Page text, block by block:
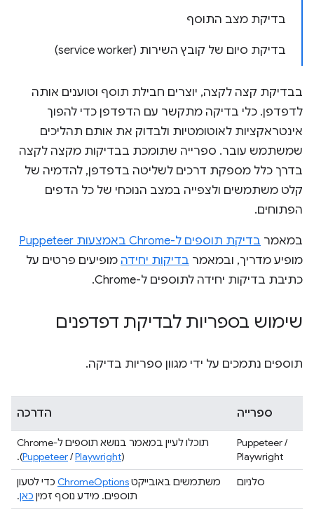
בדיקת מצב התוסף
בדיקת סיום של קובץ השירות (service worker)
בבדיקת קצה לקצה, יוצרים חבילת תוסף וטוענים אותה
לדפדפן. כלי בדיקה מתקשר עם הדפדפן כדי להפוך
אינטראקציות לאוטומטיות ולבדוק את אותם תהליכים
שמשתמש עובר. ספרייה שתומכת בבדיקות מקצה לקצה
בדרך כלל מספקת דרכים לשליטה בדפדפן, להדמיה של
קלט משתמשים ולצפייה במצב הנוכחי של כל הדפים
הפתוחים.
במאמר בדיקת תוספים ל-Chrome באמצעות Puppeteer
מופיע מדריך, ובמאמר בדיקות יחידה מופיעים פרטים על
כתיבת בדיקות יחידה לתוספים ל-Chrome.
שימוש בספריות לבדיקת דפדפנים
תוספים נתמכים על ידי מגוון ספריות בדיקה.
ספרייה הדרכה
Puppeteer /
Playwright
(
Puppeteer/Playwright
).
סלניום
משתמשים באובייקטChromeOptions כדי לטעון
תוספים. מידע נוסף זמין כאן.